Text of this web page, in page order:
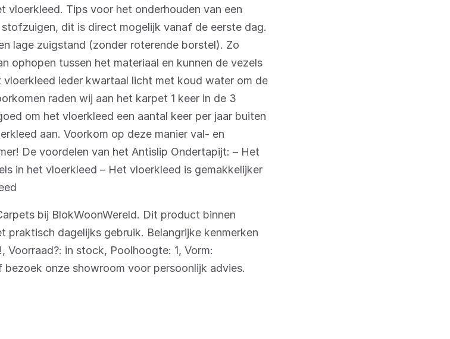
vloerkleed. Tips voor het onderhouden van een
dit is direct mogelijk vanaf de eerste dag.
lage zuigstand (zonder roterende borstel). Zo
ophopen tussen het materiaal en kunnen de vezels
ieder kwartaal licht met koud water om de
raden wij aan het karpet 1 keer in de 3
om het vloerkleed een aantal keer per jaar buiten
aan. Voorkom op deze manier val- en
De voordelen van het Antislip Ondertapijt: – Het
in het vloerkleed – Het vloerkleed is gemakkelijker
bij BlokWoonWereld. Dit product binnen
dagelijks gebruik. Belangrijke kenmerken
Voorraad?: in stock, Poolhoogte: 1, Vorm:
onze showroom voor persoonlijk advies.